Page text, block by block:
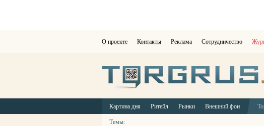
О проекте Контакты Реклама Сотрудничество
Картина дня Ритейл Рынки Внешний фон
Темы: